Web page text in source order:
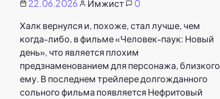
22.06.2026 Имжист
0
Халк вернулся и, похоже, стал лучше, чем
когда-либо, в фильме «Человек-паук: Новый
день», что является плохим
предзнаменованием для персонажа, близкого
ему. В последнем трейлере долгожданного
сольного фильма появляется Нефритовый